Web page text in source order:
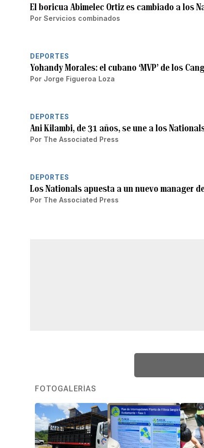
El boricua Abimelec Ortiz es cambiado a los
Por Servicios combinados
DEPORTES
Yohandy Morales: el cubano ‘MVP’ de los
Por Jorge Figueroa Loza
DEPORTES
Ani Kilambi, de 31 años, se une a los
Por The Associated Press
DEPORTES
Los Nationals apuesta a un nuevo manager
Por The Associated Press
FOTOGALERÍAS